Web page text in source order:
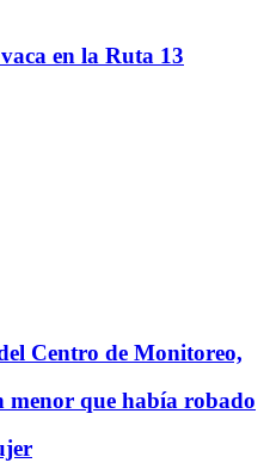
en la Ruta 13
Centro de Monitoreo,
menor que había robado